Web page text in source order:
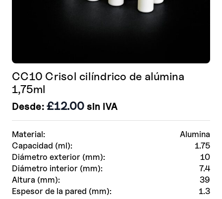
Material:
Alumina
Capacidad (ml):
1.75
Diámetro exterior (mm):
10
Diámetro interior (mm):
7.4
Altura (mm):
39
Espesor de la pared (mm):
1.3
CC10 Crisol cilíndrico de alúmina
1,75ml
Desde: £12.00 sin IVA